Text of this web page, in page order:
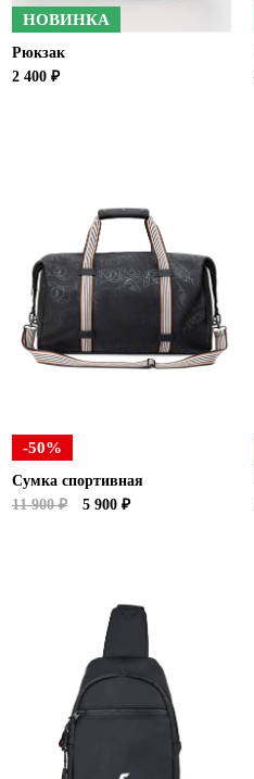
Ямало-Ненецкий автономный округ (1)
Ярославская область (1)
НОВИНКА
Рюкзак
2 400 ₽
-50%
Сумка спортивная
11 900 ₽
5 900 ₽